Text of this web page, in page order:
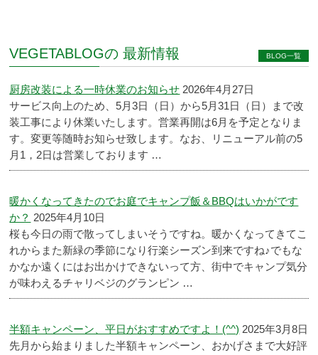
VEGETABLOGの 最新情報 BLOG一覧
厨房改装による一時休業のお知らせ 2026年4月27日
サービス向上のため、5月3日（日）から5月31日（日）まで改
装工事により休業いたします。営業再開は6月を予定となりま
す。変更等随時お知らせ致します。なお、リニューアル前の5
月1，2日は営業しております …
暖かくなってきたのでお庭でキャンプ飯＆BBQはいかがです
か？ 2025年4月10日
桜も今日の雨で散ってしまいそうですね。暖かくなってきてこ
れからまた新緑の季節になり行楽シーズン到来ですね♪でもな
かなか遠くにはお出かけできないって方、街中でキャンプ気分
が味わえるチャリベジのグランピン …
半額キャンペーン、平日がおすすめですよ！(^^) 2025年3月8日
先月から始まりました半額キャンペーン、おかげさまで大好評